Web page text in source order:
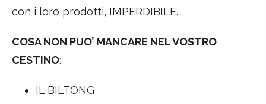
con i loro prodotti, IMPERDIBILE.
COSA NON PUO’ MANCARE NEL VOSTRO
CESTINO:
IL BILTONG